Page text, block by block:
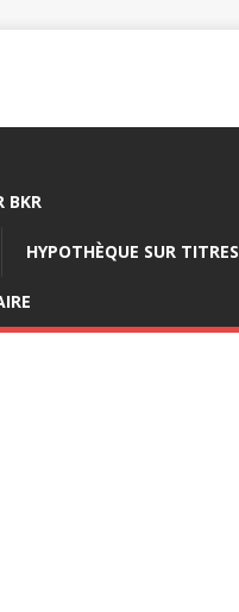
BKR
HYPOTHÈQUE SUR TITRES